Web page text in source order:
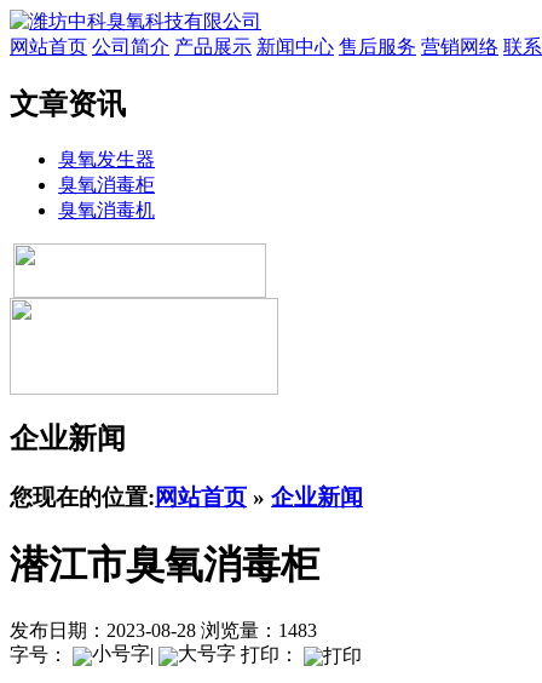
网站首页 公司简介 产品展示 新闻中心 售后服务 营销网络 联
文章资讯
臭氧发生器
臭氧消毒柜
臭氧消毒机
企业新闻
您现在的位置:网站首页 » 企业新闻
潜江市臭氧消毒柜
发布日期：2023-08-28 浏览量：1483
字号：
| 打印：